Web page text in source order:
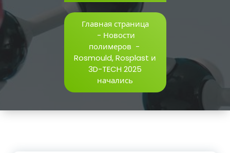
Главная страница
- Новости
полимеров -
Rosmould, Rosplast и
3D-TECH 2025
начались